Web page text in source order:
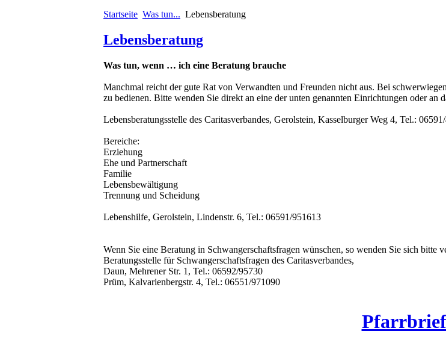
Startseite Was tun... Lebensberatung
Lebensberatung
Was tun, wenn … ich eine Beratung brauche
Manchmal reicht der gute Rat von Verwandten und Freunden nicht aus. Bei
zu bedienen. Bitte wenden Sie direkt an eine der unten genannten Einrichtungen oder an
Lebensberatungsstelle des Caritasverbandes, Gerolstein, Kasselburger Weg 4, Tel.:
Bereiche:
Erziehung
Ehe und Partnerschaft
Familie
Lebensbewältigung
Trennung und Scheidung
Lebenshilfe, Gerolstein, Lindenstr. 6, Tel.: 06591/951613
Wenn Sie eine Beratung in Schwangerschaftsfragen wünschen, so wenden Sie sich bitte
Beratungsstelle für Schwangerschaftsfragen des Caritasverbandes,
Daun, Mehrener Str. 1, Tel.: 06592/95730
Prüm, Kalvarienbergstr. 4, Tel.: 06551/971090
Pfarrbrief